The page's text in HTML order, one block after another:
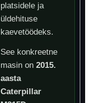
platsidele ja
üldehituse
kaevetöödeks.
See konkreetne
masin on 2015.
aasta
Caterpillar